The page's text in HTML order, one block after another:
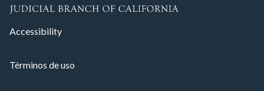
Accessibility
Términos de uso